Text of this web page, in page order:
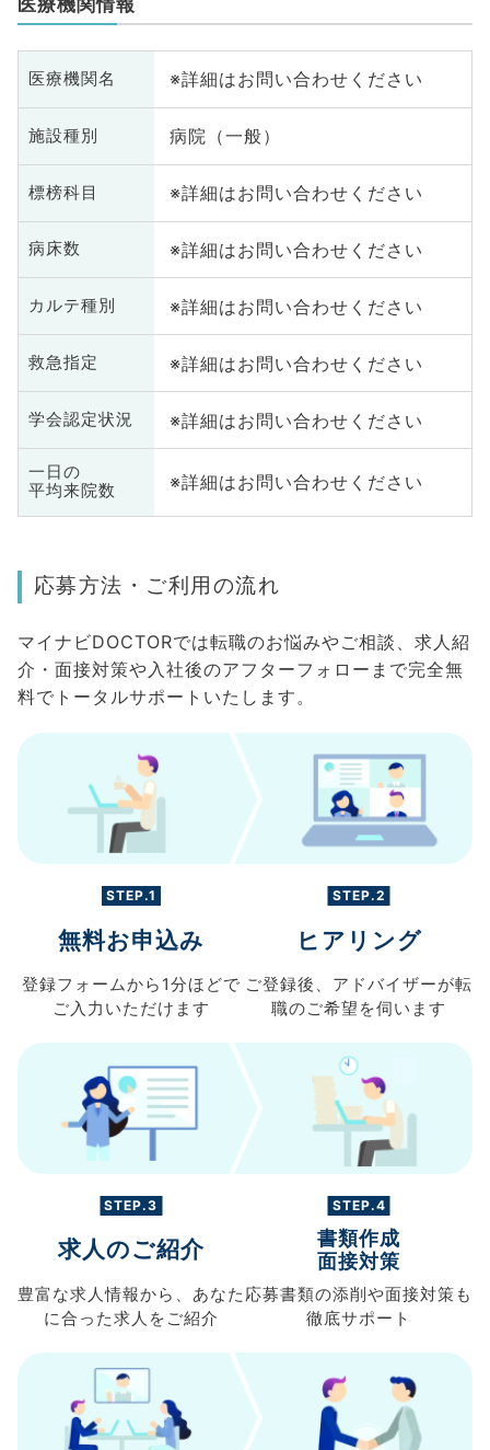
医療機関情報
医療機関名 ※詳細はお問い合わせください
施設種別 病院（一般）
標榜科目 ※詳細はお問い合わせください
病床数 ※詳細はお問い合わせください
カルテ種別 ※詳細はお問い合わせください
救急指定 ※詳細はお問い合わせください
学会認定状況 ※詳細はお問い合わせください
一日の
平均来院数
※詳細はお問い合わせください
応募方法・ご利用の流れ
マイナビDOCTORでは転職のお悩みやご相談、求人紹
介・面接対策や入社後のアフターフォローまで完全無
料でトータルサポートいたします。
STEP.1
無料お申込み
登録フォームから 1分ほどで
ご入力 いただけます
STEP.2
ヒアリング
ご登録後、 アドバイザーが転
職のご希望を伺います
STEP.3
求人のご紹介
豊富な求人情報から、 あなた
に合った求人を ご紹介
STEP.4
書類作成
面接対策
応募書類の添削や面接対策も
徹底サポート